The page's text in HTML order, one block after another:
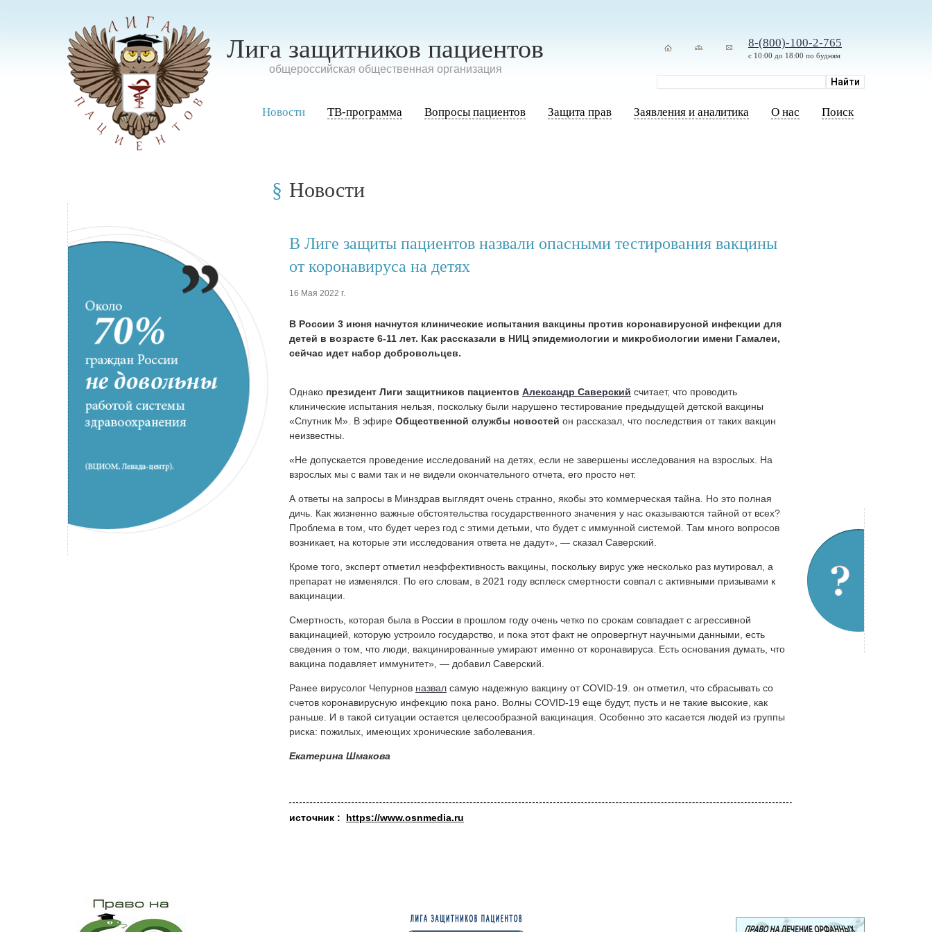
Лига защитников пациентов
oбщероссийская общественная организация
8-(800)-100-2-765
с 10:00 до 18:00 по будням
Новости ТВ-программа Вопросы пациентов Защита прав Заявления и аналитика О нас Поиск
Новости
В Лиге защиты пациентов назвали опасными тестирования вакцины
от коронавируса на детях
16 Мая 2022 г.
В России 3 июня начнутся клинические испытания вакцины против коронавирусной инфекции для
детей в возрасте 6-11 лет. Как рассказали в НИЦ эпидемиологии и микробиологии имени Гамалеи,
сейчас идет набор добровольцев.
Однако президент Лиги защитников пациентов Александр Саверский считает, что проводить
клинические испытания нельзя, поскольку были нарушено тестирование предыдущей детской вакцины
«Спутник М». В эфире Общественной службы новостей он рассказал, что последствия от таких вакцин
неизвестны.
«Не допускается проведение исследований на детях, если не завершены исследования на взрослых. На
взрослых мы с вами так и не видели окончательного отчета, его просто нет.
А ответы на запросы в Минздрав выглядят очень странно, якобы это коммерческая тайна. Но это полная
дичь. Как жизненно важные обстоятельства государственного значения у нас оказываются тайной от всех?
Проблема в том, что будет через год с этими детьми, что будет с иммунной системой. Там много вопросов
возникает, на которые эти исследования ответа не дадут», — сказал Саверский.
Кроме того, эксперт отметил неэффективность вакцины, поскольку вирус уже несколько раз мутировал, а
препарат не изменялся. По его словам, в 2021 году всплеск смертности совпал с активными призывами к
вакцинации.
Смертность, которая была в России в прошлом году очень четко по срокам совпадает с агрессивной
вакцинацией, которую устроило государство, и пока этот факт не опровергнут научными данными, есть
сведения о том, что люди, вакцинированные умирают именно от коронавируса. Есть основания думать, что
вакцина подавляет иммунитет», — добавил Саверский.
Ранее вирусолог Чепурнов назвал самую надежную вакцину от COVID-19. он отметил, что сбрасывать со
счетов коронавирусную инфекцию пока рано. Волны COVID-19 еще будут, пусть и не такие высокие, как
раньше. И в такой ситуации остается целесообразной вакцинация. Особенно это касается людей из группы
риска: пожилых, имеющих хронические заболевания.
Екатерина Шмакова
источник : https://www.osnmedia.ru